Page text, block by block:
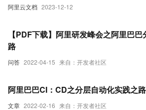
阿里云文档 2023-12-12
问答 2022-04-15 来自：开发者社区
【PDF下载】阿里研发峰会之阿里巴
路
文章 2022-02-16 来自：开发者社区
阿里巴巴CI：CD之分层自动化实践之路